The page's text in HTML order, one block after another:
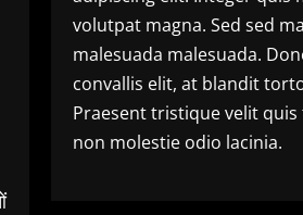
volutpat magna. Sed sed
malesuada malesuada.
convallis elit, at blandit
Praesent tristique velit
non molestie odio lacinia.